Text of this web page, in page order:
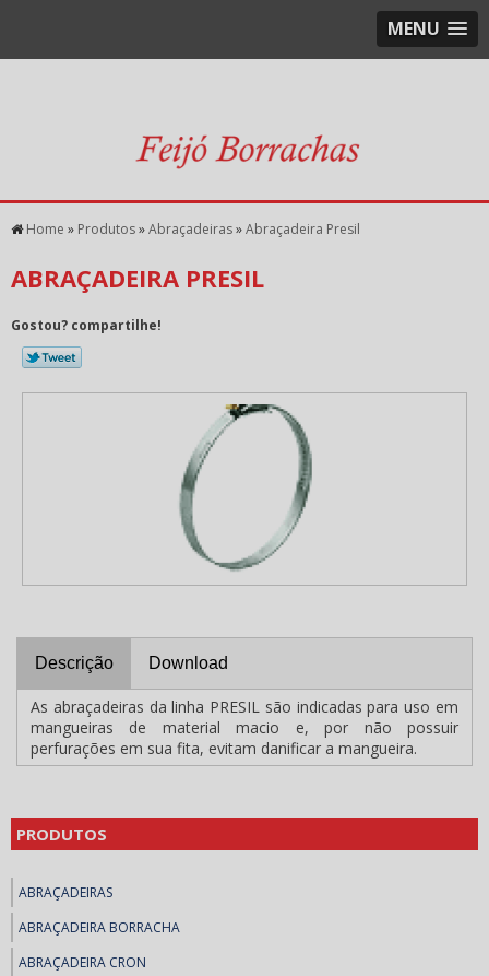
MENU
Home » Produtos»Abraçadeiras»Abraçadeira Presil
ABRAÇADEIRA PRESIL
Gostou? compartilhe!
Descrição Download
As abraçadeiras da linha PRESIL são indicadas para uso em
mangueiras de material macio e, por não possuir
perfurações em sua fita, evitam danificar a mangueira.
PRODUTOS
ABRAÇADEIRAS
ABRAÇADEIRA BORRACHA
ABRAÇADEIRA CRON